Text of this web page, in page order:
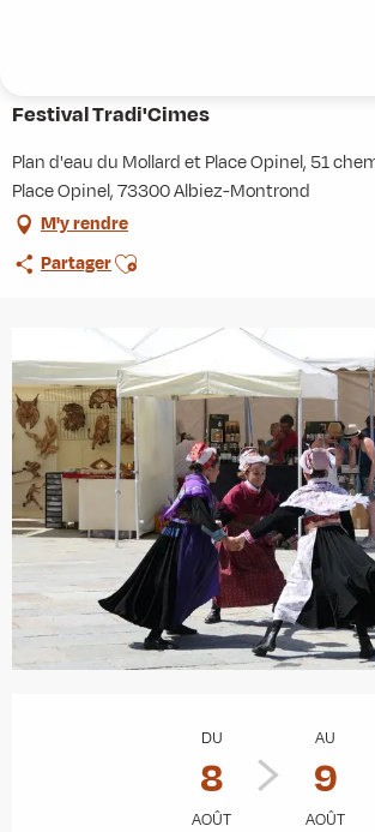
Festival Tradi'Cimes
Plan d'eau du Mollard et Place Opinel, 51
Place Opinel, 73300 Albiez-Montrond
M'y rendre
PartagerAjouter aux favoris
DU
8
AOÛT
AU
9
AOÛT